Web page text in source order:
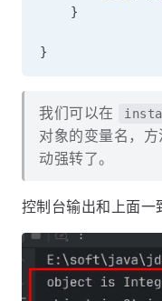
}
}
我们可以在
对象的变量名，
动强转了。
控制台输出和上面一